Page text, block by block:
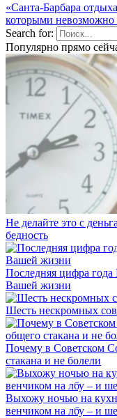
«Санта-Барбара
которыми невозможно
Search for:
Популярно прямо
Не делайте это с
бедность
Последняя цифра
Вашей жизни
Шесть нескромных
Почему в Советском
стакана и не болели
Выхожу ночью на
венчиком на лбу – и